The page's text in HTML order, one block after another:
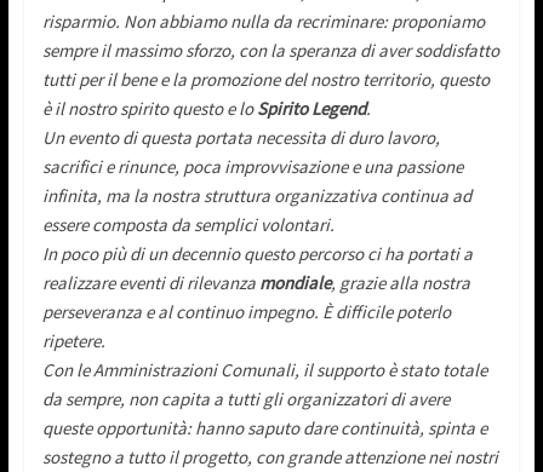
risparmio. Non abbiamo nulla da recriminare: proponiamo
sempre il massimo sforzo, con la speranza di aver soddisfatto
tutti per il bene e la promozione del nostro territorio, questo
è il nostro spirito questo e loSpirito Legend.
Un evento di questa portata necessita di duro lavoro,
sacrifici e rinunce, poca improvvisazione e una passione
infinita, ma la nostra struttura organizzativa continua ad
essere composta da semplici volontari.
In poco più di un decennio questo percorso ci ha portati a
realizzare eventi di rilevanza mondiale, grazie alla nostra
perseveranza e al continuo impegno. È difficile poterlo
ripetere.
Con le Amministrazioni Comunali, il supporto è stato totale
da sempre, non capita a tutti gli organizzatori di avere
queste opportunità: hanno saputo dare continuità, spinta e
sostegno a tutto il progetto, con grande attenzione nei nostri